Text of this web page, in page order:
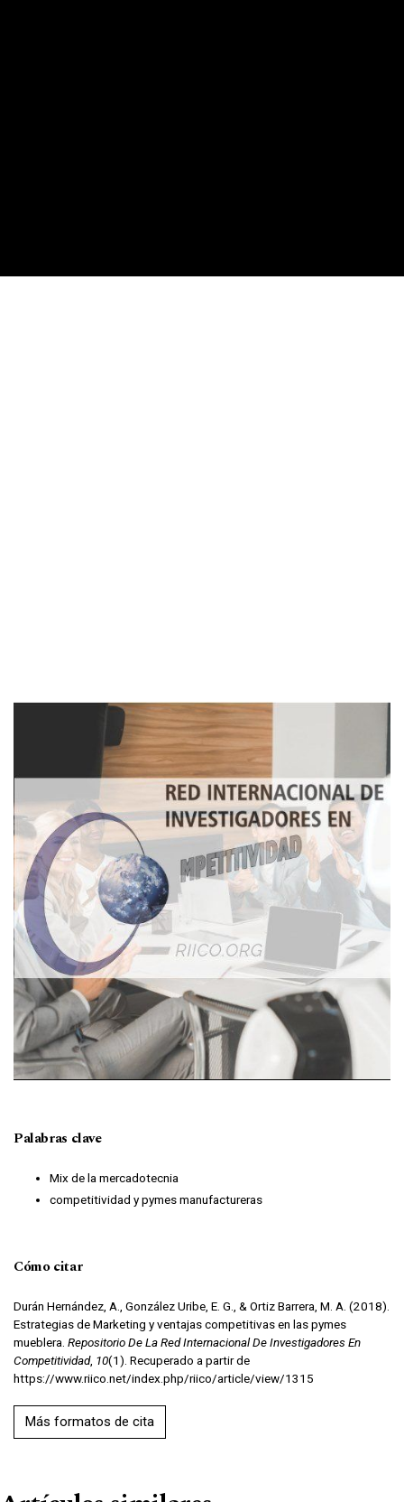
Imagen de portada
Palabras clave
Mix de la mercadotecnia
competitividad y pymes manufactureras
Cómo citar
Durán Hernández, A., González Uribe, E. G., & Ortiz Barrera, M. A. (2018).
Estrategias de Marketing y ventajas competitivas en las pymes
mueblera. Repositorio De La Red Internacional De Investigadores En
Competitividad, 10(1). Recuperado a partir de
https://www.riico.net/index.php/riico/article/view/1315
Más formatos de cita